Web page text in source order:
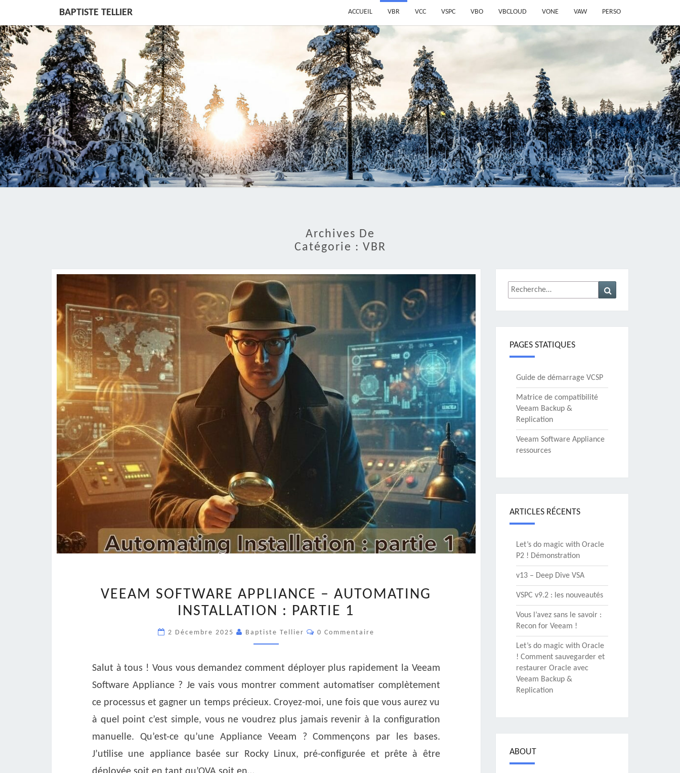
BAPTISTE TELLIER ACCUEIL VBR VCC VSPC VBO VBCLOUD VONE VAW PERSO
Archives De
Catégorie : VBR
SOFTWARE
APPLIANCE
:
PARTIE
VEEAM SOFTWARE APPLIANCE – AUTOMATING
INSTALLATION : PARTIE 1
2 Décembre 2025 Baptiste Tellier Commentaires
0 Commentaire
Salut à tous ! Vous vous demandez comment déployer plus rapidement la Veeam
Software Appliance ? Je vais vous montrer comment automatiser complètement
ce processus et gagner un temps précieux. Croyez-moi, une fois que vous aurez vu
à quel point c’est simple, vous ne voudrez plus jamais revenir à la configuration
manuelle. Qu’est-ce qu’une Appliance Veeam ? Commençons par les bases.
J’utilise une appliance basée sur Rocky Linux, pré-configurée et prête à être
Rechercher :
PAGES STATIQUES
Guide de démarrage VCSP
Matrice de compatibilité
Veeam Backup &
Replication
Veeam Software Appliance
ressources
ARTICLES RÉCENTS
Let’s do magic with Oracle
P2 ! Démonstration
v13 – Deep Dive VSA
VSPC v9.2 : les nouveautés
Vous l’avez sans le savoir :
Recon for Veeam !
Let’s do magic with Oracle
! Comment sauvegarder et
restaurer Oracle avec
Veeam Backup &
Replication
ABOUT